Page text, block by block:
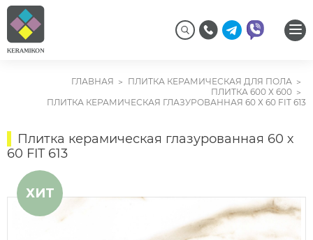
ГЛАВНАЯ
ПЛИТКА КЕРАМИЧЕСКАЯ ДЛЯ ПОЛА
ПЛИТКА 600 Х 600
ПЛИТКА КЕРАМИЧЕСКАЯ ГЛАЗУРОВАННАЯ 60 Х 60 FIT 613
Плитка керамическая глазурованная 60 х
60 FIT 613
ХИТ